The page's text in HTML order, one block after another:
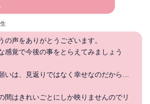
の声をありがとうございます。
感覚で今後の事をとらえてみましょう
いは、見返りではなく幸せなのだから…
間はきれいごとにしか映りませんのでリ